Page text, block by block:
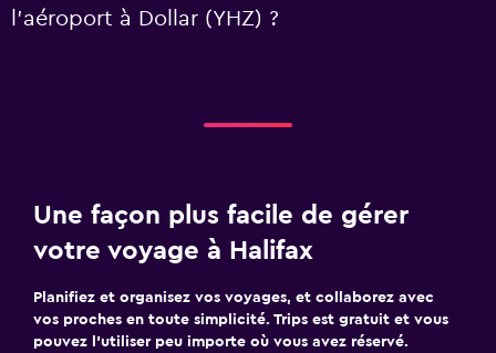
l’aéroport à Dollar (YHZ) ?
Une façon plus facile de gérer
votre voyage à Halifax
Planifiez et organisez vos voyages, et collaborez avec
vos proches en toute simplicité. Trips est gratuit et vous
pouvez l’utiliser peu importe où vous avez réservé.